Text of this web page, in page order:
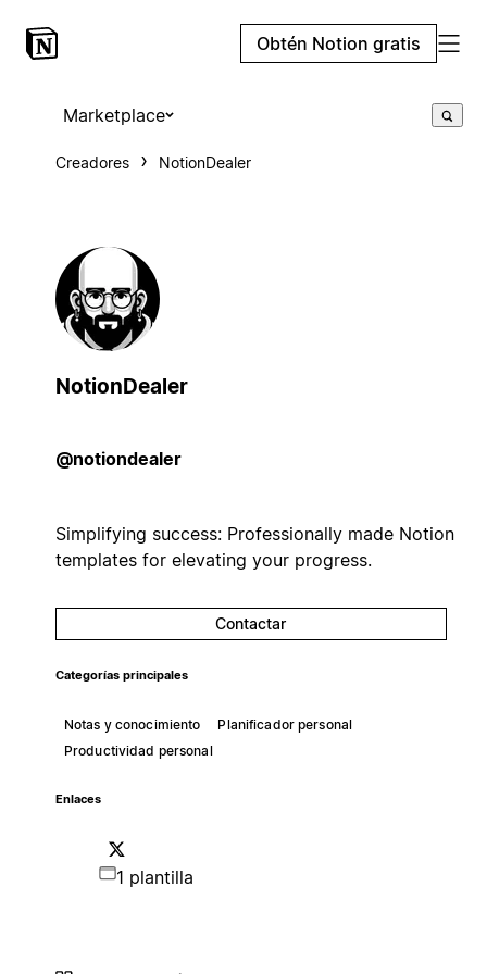
Obtén Notion gratis
Marketplace
Creadores NotionDealer
NotionDealer
@notiondealer
Simplifying success: Professionally made Notion
templates for elevating your progress.
Contactar
Categorías principales
Notas y conocimiento
Planificador personal
Productividad personal
Enlaces
1 plantilla